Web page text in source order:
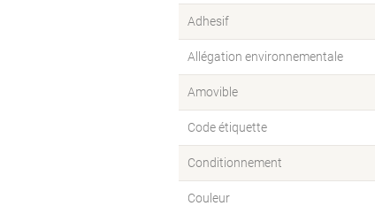
Adhesif
Allégation environnementale
Amovible
Code étiquette
Conditionnement
Couleur